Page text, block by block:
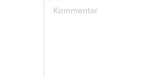
Kommentar